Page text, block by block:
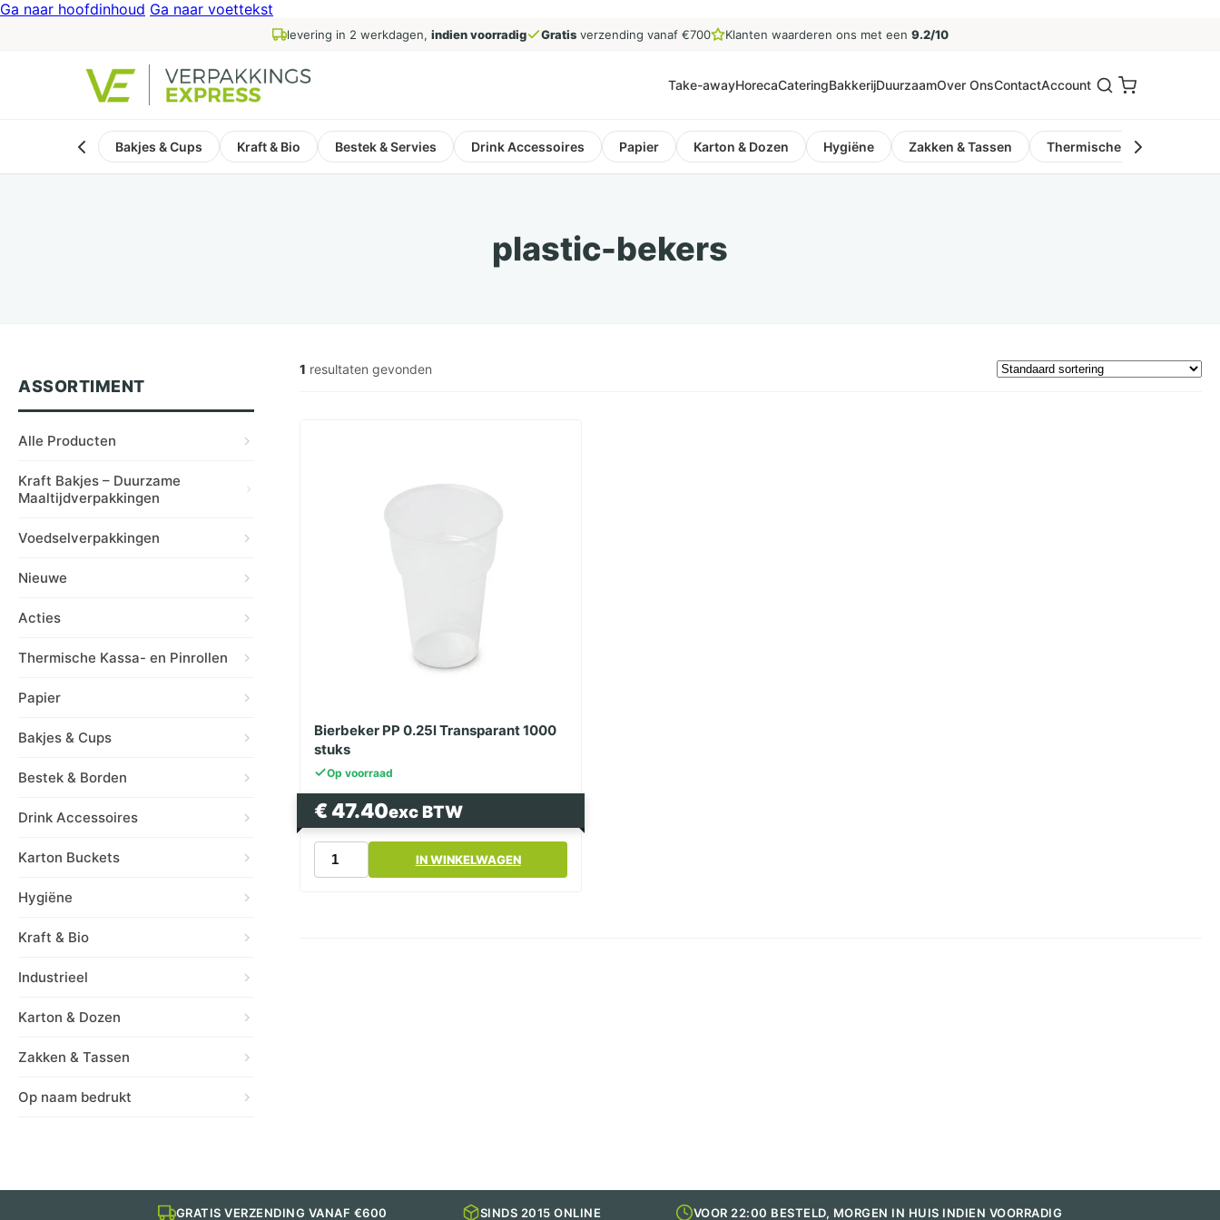
Ga naar hoofdinhoud Ga naar voettekst
levering in 2 werkdagen, indien voorradig Gratisverzending vanaf €700 Klanten waarderen ons met een 9.2/10
Take-awayHorecaCateringBakkerijDuurzaamOver OnsContactAccount
Bakjes & Cups Kraft & Bio Bestek & Servies Drink Accessoires Papier Karton & Dozen Hygiëne Zakken & Tassen Thermische Kassa- en
plastic-bekers
ASSORTIMENT
Alle Producten
Kraft Bakjes – Duurzame
Maaltijdverpakkingen
Voedselverpakkingen
Nieuwe
Acties
Thermische Kassa- en Pinrollen
Papier
Bakjes & Cups
Bestek & Borden
Drink Accessoires
Karton Buckets
Hygiëne
Kraft & Bio
Industrieel
Karton & Dozen
Zakken & Tassen
Op naam bedrukt
1 resultaten gevonden
Bierbeker PP 0.25l Transparant 1000
stuks
Op voorraad
€ 47.40exc BTW
Bierbeker
IN WINKELWAGEN
GRATIS VERZENDING VANAF €600 SINDS 2015 ONLINE VOOR 22:00 BESTELD, MORGEN IN HUIS INDIEN VOORRADIG